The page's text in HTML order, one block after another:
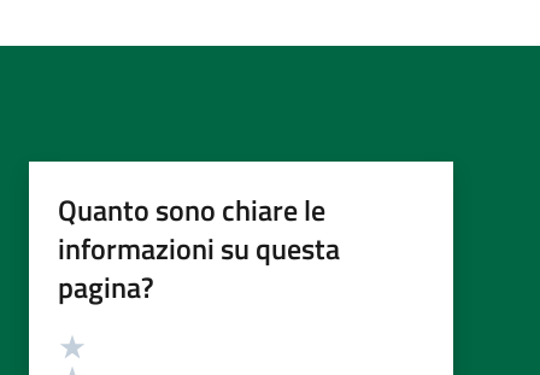
Quanto sono chiare le
informazioni su questa
pagina?
Valutazione